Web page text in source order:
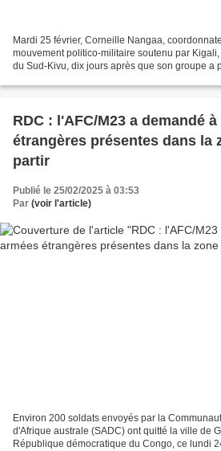
Mardi 25 février, Corneille Nangaa,
mouvement politico-militaire soutenu par
du Sud-Kivu, dix jours après que son groupe a
RDC : l'AFC/M23 a demandé
étrangères présentes dans la
partir
Publié le 25/02/2025 à 03:53
Par (voir l'article)
Environ 200 soldats envoyés par la
d'Afrique australe (SADC) ont quitté la ville de
République démocratique du Congo, ce lundi